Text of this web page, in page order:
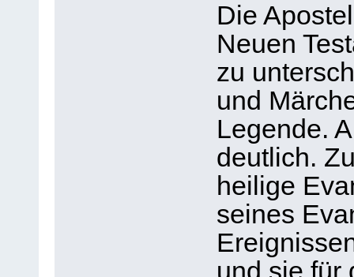
Die
Neuen
zu
und
Legende.
deutlich.
heilige
seines